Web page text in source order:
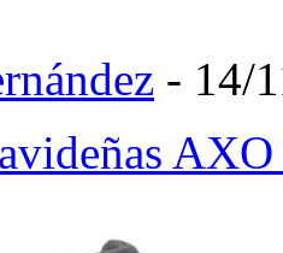
- 14/